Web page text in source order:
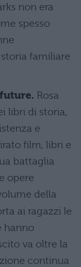
non era
spesso
familiare
Rosa
libri di storia,
e
film, libri e
battaglia
opere
della
ai ragazzi le
hanno
va oltre la
continua